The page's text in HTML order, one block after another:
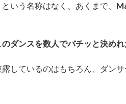
いう名称はなく、あくまで、
のダンスを数人でバチッと決め
しているのはもちろん、ダンサ